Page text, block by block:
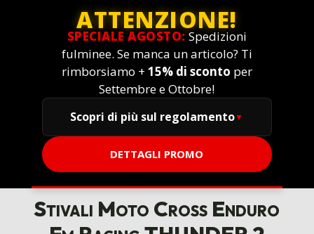
ATTENZIONE!
SPECIALE AGOSTO: Spedizioni
fulminee. Se manca un articolo? Ti
rimborsiamo + 15% di sconto per
Settembre e Ottobre!
Scopri di più sul regolamento
DETTAGLI PROMO
Stivali Moto Cross Enduro